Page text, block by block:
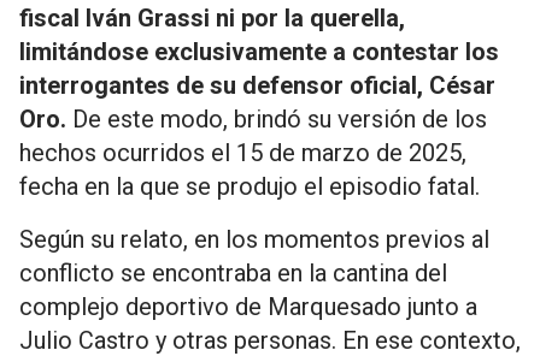
fiscal Iván Grassi ni por la querella,
limitándose exclusivamente a contestar los
interrogantes de su defensor oficial, César
Oro. De este modo, brindó su versión de los
hechos ocurridos el 15 de marzo de 2025,
fecha en la que se produjo el episodio fatal.
Según su relato, en los momentos previos al
conflicto se encontraba en la cantina del
complejo deportivo de Marquesado junto a
Julio Castro y otras personas. En ese contexto,